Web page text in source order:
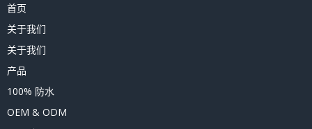
首页
关于我们
关于我们
产品
100% 防水
OEM & ODM